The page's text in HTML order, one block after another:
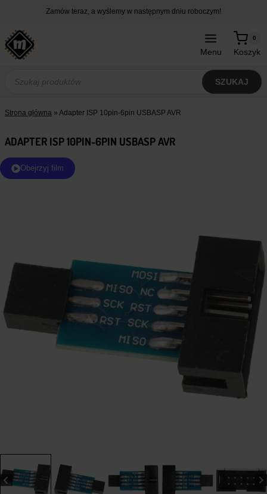
treści
Zamów teraz, a wyślemy w następnym dniu roboczym!
Menu Koszyk
0
produktów
SZUKAJ
Strona główna » Adapter ISP 10pin-6pin USBASP AVR
ADAPTER ISP 10PIN-6PIN USBASP AVR
Obejrzyj film